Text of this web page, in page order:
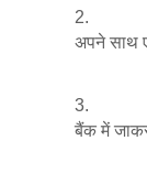
अपने साथ
बैंक में